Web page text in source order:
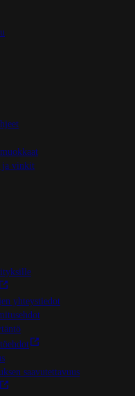
ja vinkit
yhteystiedot
saavutettavuus